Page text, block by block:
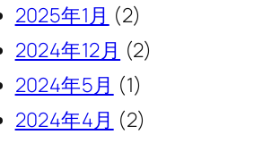
2025年1月 (2)
2024年12月 (2)
2024年5月 (1)
2024年4月 (2)